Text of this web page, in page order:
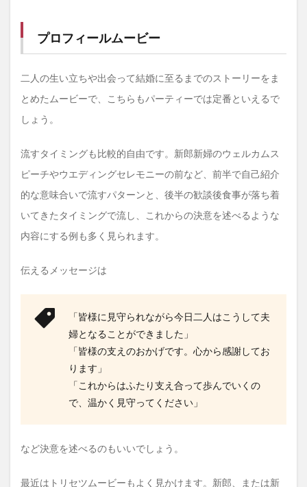
内容
にし
う！
プロフィールムービー
二人の生い立ちや出会って結婚に至るまでのストーリーをま
とめたムービーで、こちらもパーティーでは定番といえるで
しょう。
流すタイミングも比較的自由です。新郎新婦のウェルカムス
ピーチやウエディングセレモニーの前など、前半で自己紹介
的な意味合いで流すパターンと、後半の歓談後食事が落ち着
いてきたタイミングで流し、これからの決意を述べるような
内容にする例も多く見られます。
伝えるメッセージは
「皆様に見守られながら今日二人はこうして夫
婦となることができました」
「皆様の支えのおかげです。心から感謝してお
ります」
「これからはふたり支え合って歩んでいくの
で、温かく見守ってください」
など決意を述べるのもいいでしょう。
最近はトリセツムービーもよく見かけます。新郎、または新